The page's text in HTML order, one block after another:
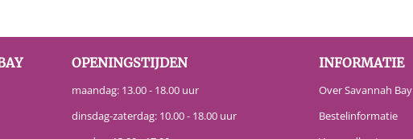
OPENINGSTIJDEN
maandag: 13.00 - 18.00 uur
dinsdag-zaterdag: 10.00 - 18.00 uur
INFORMATIE
Over Savannah Bay
Bestelinformatie